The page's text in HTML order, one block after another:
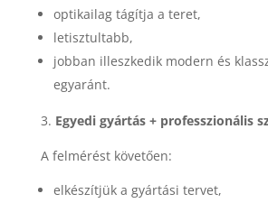
optikailag tágítja a teret,
letisztultabb,
jobban illeszkedik modern és
egyaránt.
Egyedi gyártás + professzionális
A felmérést követően:
elkészítjük a gyártási tervet,